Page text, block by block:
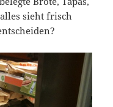
sieht frisch